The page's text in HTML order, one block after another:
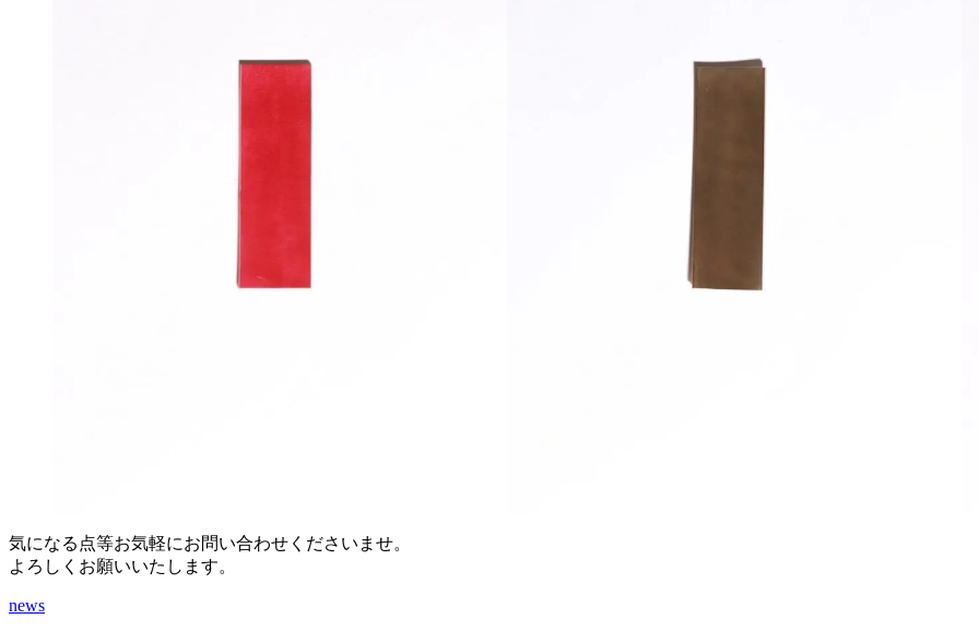
気になる点等お気軽にお問い合わせくださいませ。
よろしくお願いいたします。
news